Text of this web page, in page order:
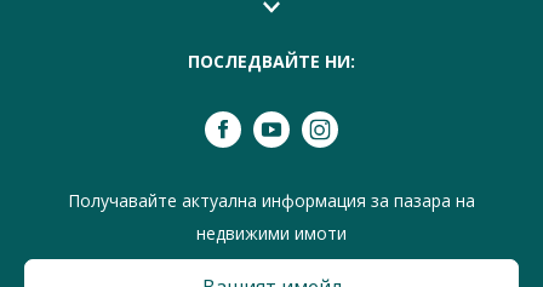
ПОСЛЕДВАЙТЕ НИ:
Получавайте актуална информация за пазара на
недвижими имоти